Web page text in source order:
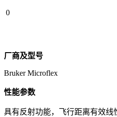
0
厂商及型号
Bruker Microflex
性能参数
具有反射功能，飞行距离有效线